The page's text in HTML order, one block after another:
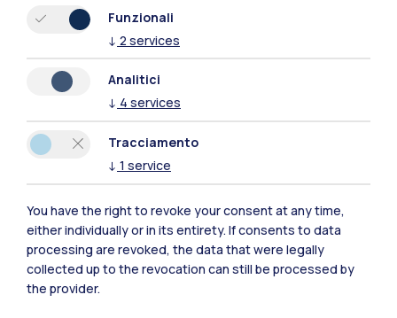
IT EN
Sedi
Funzionali
↓ 2 services
Analitici
↓ 4 services
Tracciamento
↓ 1 service
You have the right to revoke your consent at any time,
either individually or in its entirety. If consents to data
processing are revoked, the data that were legally
collected up to the revocation can still be processed by
the provider.